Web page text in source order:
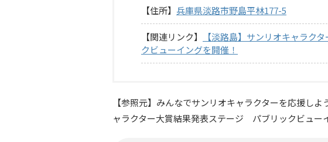
【住所】 兵庫県淡路市野島平林177-5
【関連リンク】
【淡路島】サンリオキャラク
クビューイングを開催！
【参照元】みんなでサンリオキャラクターを応援し
ャラクター大賞結果発表ステージ パブリックビュ